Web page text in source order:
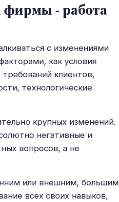
фирмы - работа
с изменениями
как условия
клиентов,
технологические
крупных изменений.
негативные и
вопросов, а не
или внешним, большим
всех своих навыков,